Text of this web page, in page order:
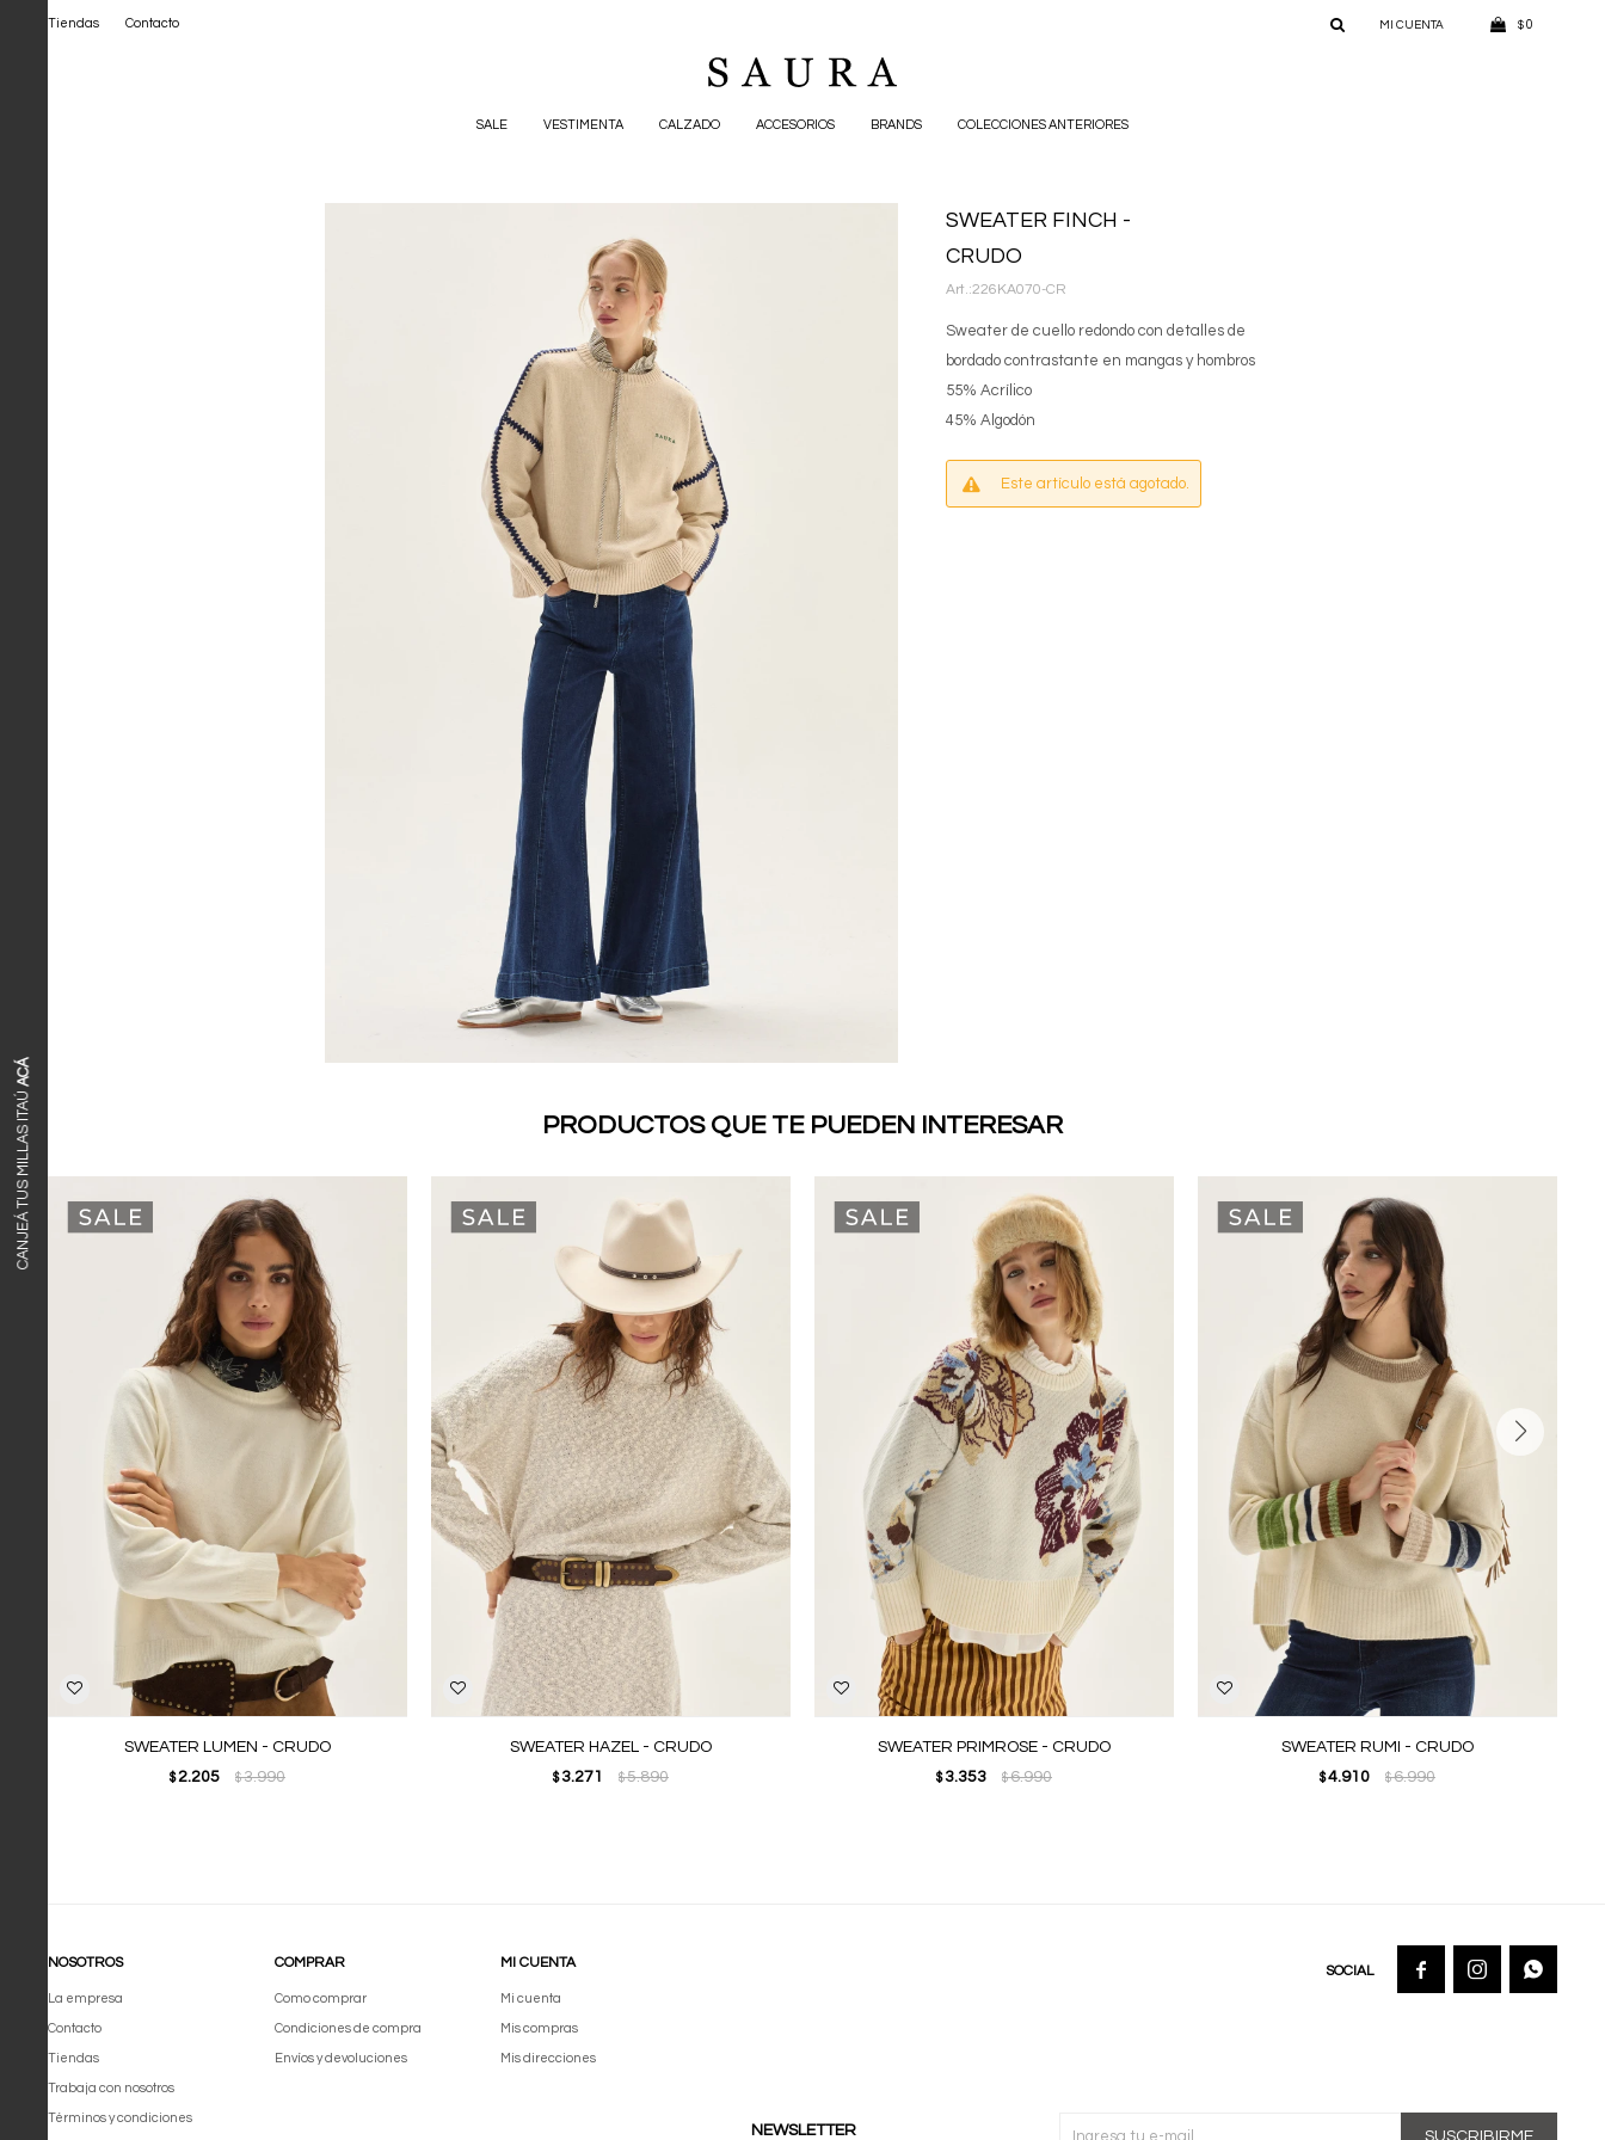
SALE VESTIMENTA CALZADO ACCESORIOS BRANDS COLECCIONES ANTERIORES
$ 0
Tiendas Contacto
CANJEÁ TUS MILLAS ITAÚ
ACÁ
SWEATER FINCH -
CRUDO
226KA070-CR
Sweater de cuello redondo con detalles de
bordado contrastante en mangas y hombros
55% Acrílico
45% Algodón
Este artículo está agotado.
PRODUCTOS QUE TE PUEDEN INTERESAR
SWEATER LUMEN - CRUDO
$2.205 $3.990
SWEATER HAZEL - CRUDO
$3.271 $5.890
SWEATER PRIMROSE - CRUDO
$3.353 $6.990
SWEATER RUMI - CRUDO
$4.910 $6.990
NOSOTROS
La empresa
Contacto
Tiendas
Trabaja con nosotros
Términos y condiciones
COMPRAR
Como comprar
Condiciones de compra
Envíos y devoluciones
MI CUENTA
Mi cuenta
Mis compras
Mis direcciones
NEWSLETTER SUSCRIBIRME
  